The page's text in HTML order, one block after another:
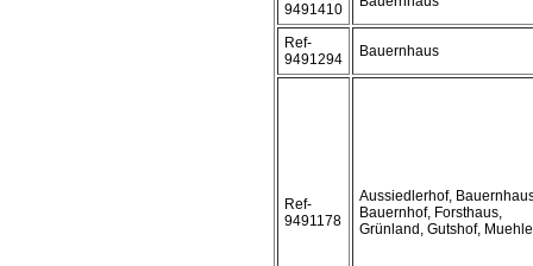
9491410
Ref-
9491294
Bauernhaus
Ref-
9491178
Aussiedlerhof,
Bauernhof, Forsthaus,
Grünland, Gutshof, Muehle